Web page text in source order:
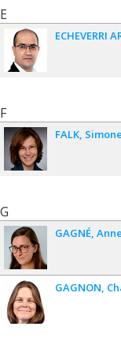
E
ECHEVERRI
F
FALK Simone
G
GAGNÉ
GAGNON